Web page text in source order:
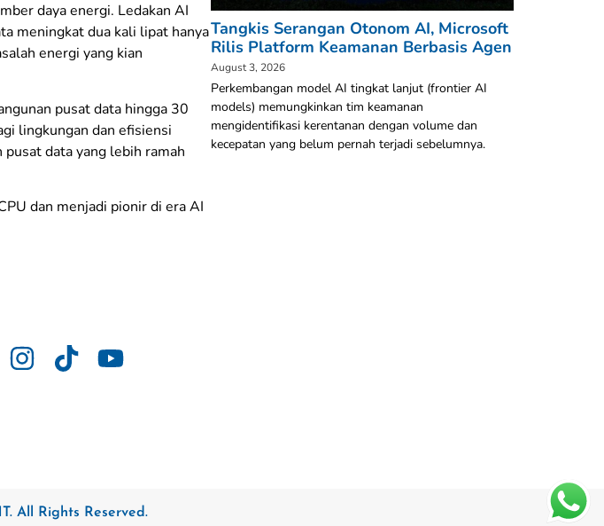
daya energi. Ledakan AI
meningkat dua kali lipat hanya
energi yang kian
pusat data hingga 30
lingkungan dan efisiensi
data yang lebih ramah
dan menjadi pionir di era AI
Tangkis Serangan Otonom AI, Microsoft
Rilis Platform Keamanan Berbasis Agen
August 3, 2026
Perkembangan model AI tingkat lanjut (frontier AI
models) memungkinkan tim keamanan
mengidentifikasi kerentanan dengan volume dan
kecepatan yang belum pernah terjadi sebelumnya.
All Rights Reserved.